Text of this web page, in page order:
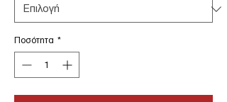
Ποσότητα *